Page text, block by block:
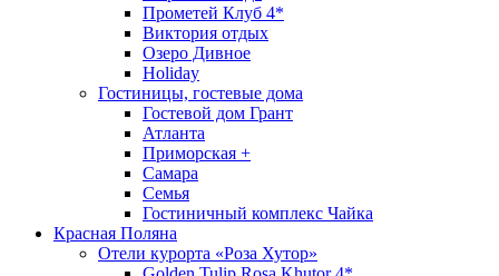
Прометей Клуб 4*
Виктория отдых
Озеро Дивное
Holiday
Гостиницы, гостевые дома
Гостевой дом Грант
Атланта
Приморская +
Самара
Семья
Гостиничный комплекс Чайка
Красная Поляна
Отели курорта «Роза Хутор»